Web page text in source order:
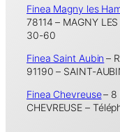
Finea Magny les
78114 – MAGNY
30-60
Finea Saint Aubin –
91190 – SAINT-
Finea Chevreuse– 8
CHEVREUSE –